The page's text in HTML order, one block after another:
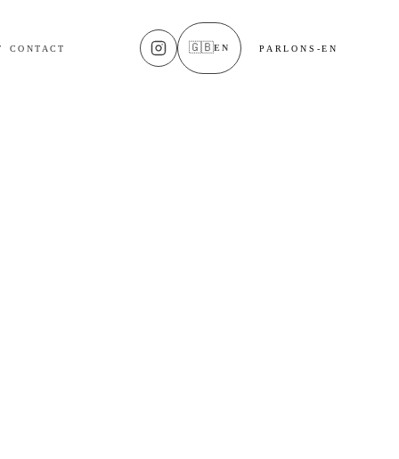
CONTACT 🇬🇧EN PARLONS-EN